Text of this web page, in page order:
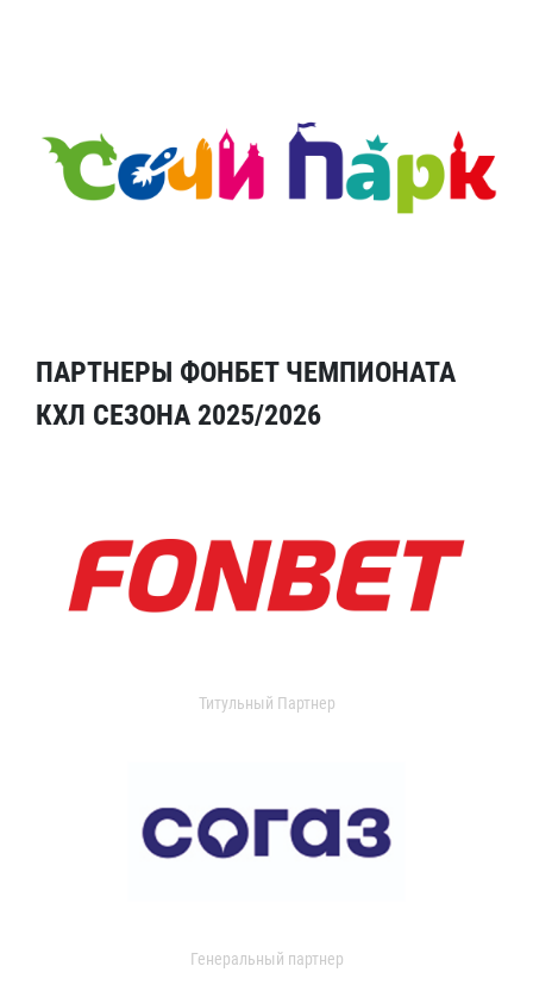
ПАРТНЕРЫ ФОНБЕТ ЧЕМПИОНАТА
КХЛ СЕЗОНА 2025/2026
Титульный Партнер
Генеральный партнер